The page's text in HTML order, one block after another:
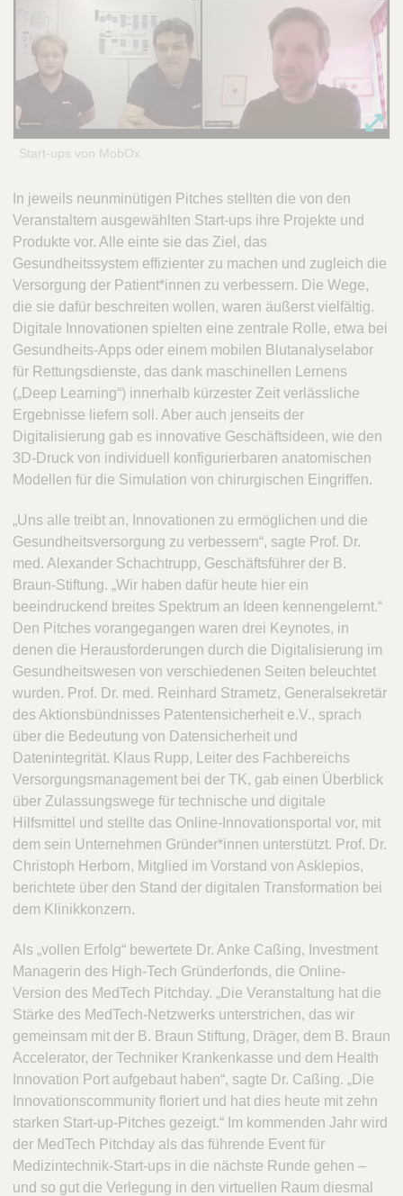
Start-ups von MobOx
In jeweils neunminütigen Pitches stellten die von den
Veranstaltern ausgewählten Start-ups ihre Projekte und
Produkte vor. Alle einte sie das Ziel, das
Gesundheitssystem effizienter zu machen und zugleich die
Versorgung der Patient*innen zu verbessern. Die Wege,
die sie dafür beschreiten wollen, waren äußerst vielfältig.
Digitale Innovationen spielten eine zentrale Rolle, etwa bei
Gesundheits-Apps oder einem mobilen Blutanalyselabor
für Rettungsdienste, das dank maschinellen Lernens
(„Deep Learning“) innerhalb kürzester Zeit verlässliche
Ergebnisse liefern soll. Aber auch jenseits der
Digitalisierung gab es innovative Geschäftsideen, wie den
3D-Druck von individuell konfigurierbaren anatomischen
Modellen für die Simulation von chirurgischen Eingriffen.
„Uns alle treibt an, Innovationen zu ermöglichen und die
Gesundheitsversorgung zu verbessern“, sagte Prof. Dr.
med. Alexander Schachtrupp, Geschäftsführer der B.
Braun-Stiftung. „Wir haben dafür heute hier ein
beeindruckend breites Spektrum an Ideen kennengelernt.“
Den Pitches vorangegangen waren drei Keynotes, in
denen die Herausforderungen durch die Digitalisierung im
Gesundheitswesen von verschiedenen Seiten beleuchtet
wurden. Prof. Dr. med. Reinhard Strametz, Generalsekretär
des Aktionsbündnisses Patentensicherheit e.V., sprach
über die Bedeutung von Datensicherheit und
Datenintegrität. Klaus Rupp, Leiter des Fachbereichs
Versorgungsmanagement bei der TK, gab einen Überblick
über Zulassungswege für technische und digitale
Hilfsmittel und stellte das Online-Innovationsportal vor, mit
dem sein Unternehmen Gründer*innen unterstützt. Prof. Dr.
Christoph Herborn, Mitglied im Vorstand von Asklepios,
berichtete über den Stand der digitalen Transformation bei
dem Klinikkonzern.
Als „vollen Erfolg“ bewertete Dr. Anke Caßing, Investment
Managerin des High-Tech Gründerfonds, die Online-
Version des MedTech Pitchday. „Die Veranstaltung hat die
Stärke des MedTech-Netzwerks unterstrichen, das wir
gemeinsam mit der B. Braun Stiftung, Dräger, dem B. Braun
Accelerator, der Techniker Krankenkasse und dem Health
Innovation Port aufgebaut haben“, sagte Dr. Caßing. „Die
Innovationscommunity floriert und hat dies heute mit zehn
starken Start-up-Pitches gezeigt.“ Im kommenden Jahr wird
der MedTech Pitchday als das führende Event für
Medizintechnik-Start-ups in die nächste Runde gehen –
und so gut die Verlegung in den virtuellen Raum diesmal